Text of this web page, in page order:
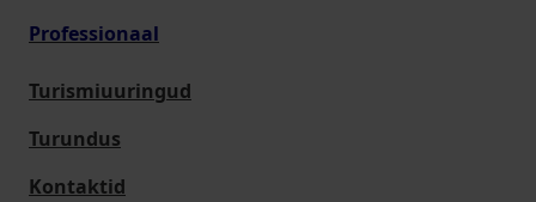
Professionaal
Turismiuuringud
Turundus
Kontaktid